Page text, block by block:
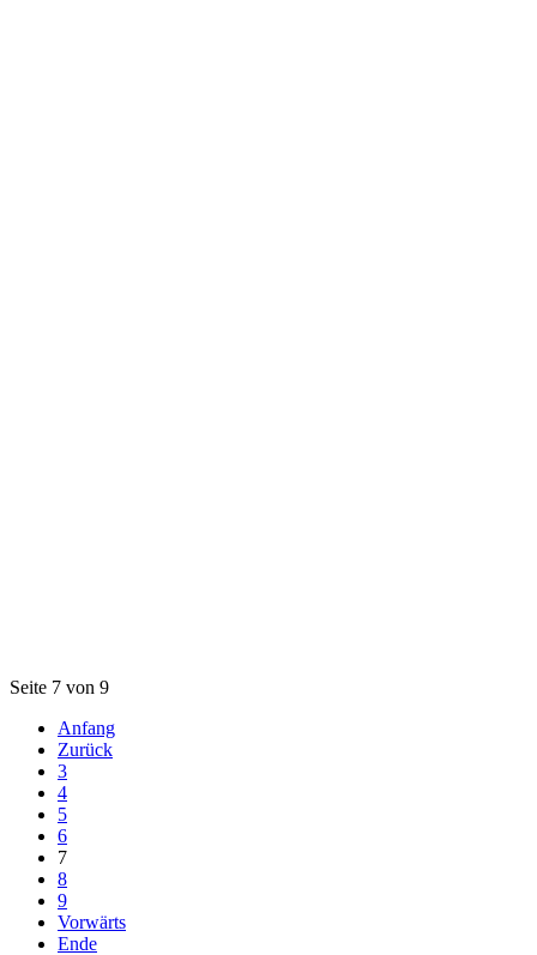
Seite 7 von 9
Anfang
Zurück
3
4
5
6
7
8
9
Vorwärts
Ende